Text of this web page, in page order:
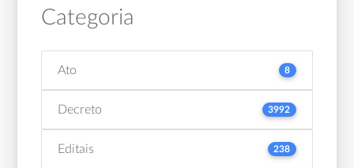
Categoria
Ato 8
Decreto 3992
Editais 238